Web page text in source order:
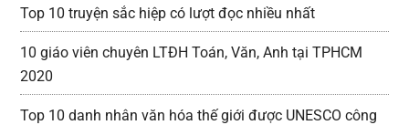
Top 10 truyện sắc hiệp có lượt đọc nhiều nhất
10 giáo viên chuyên LTĐH Toán, Văn, Anh tại TPHCM
2020
Top 10 danh nhân văn hóa thế giới được UNESCO công